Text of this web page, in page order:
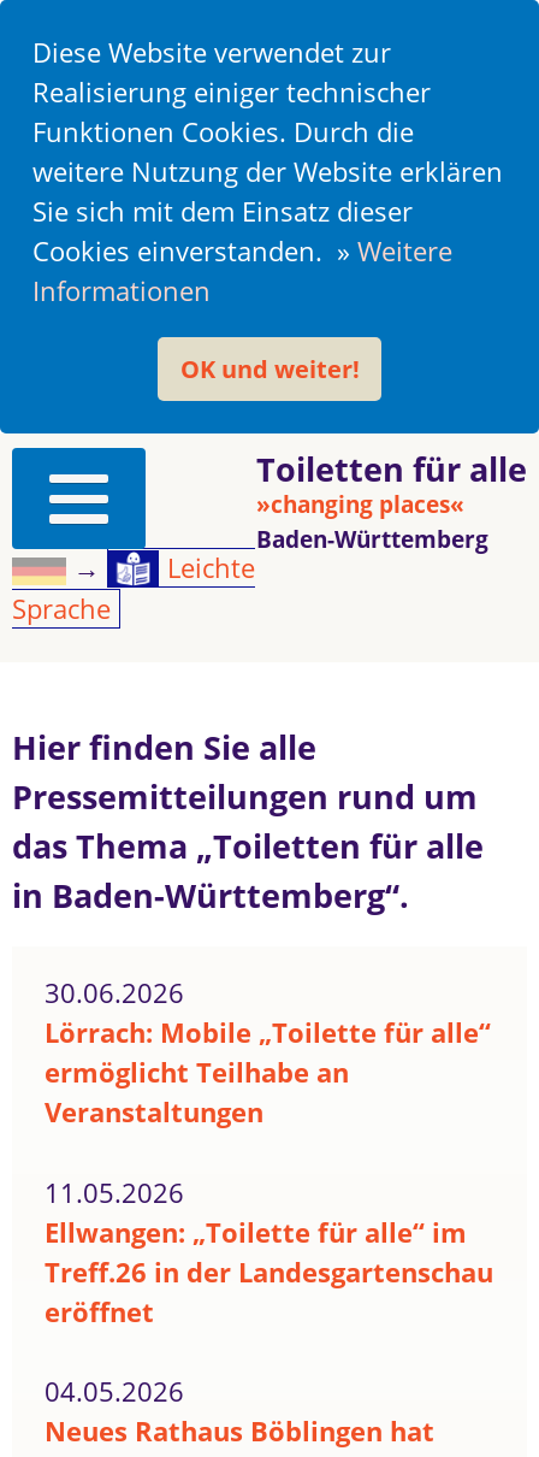
Diese Website verwendet zur
Realisierung einiger technischer
Funktionen Cookies. Durch die
weitere Nutzung der Website erklären
Sie sich mit dem Einsatz dieser
Cookies einverstanden. » Weitere
Informationen
OK und weiter!
Toiletten für alle
»changing places«
Baden-Württemberg
→
Leichte
Sprache
Hier finden Sie alle
Pressemitteilungen rund um
das Thema „Toiletten für alle
in Baden-Württemberg“.
30.06.2026
Lörrach: Mobile „Toilette für alle“
ermöglicht Teilhabe an
Veranstaltungen
11.05.2026
Ellwangen: „Toilette für alle“ im
Treff.26 in der Landesgartenschau
eröffnet
04.05.2026
Neues Rathaus Böblingen hat